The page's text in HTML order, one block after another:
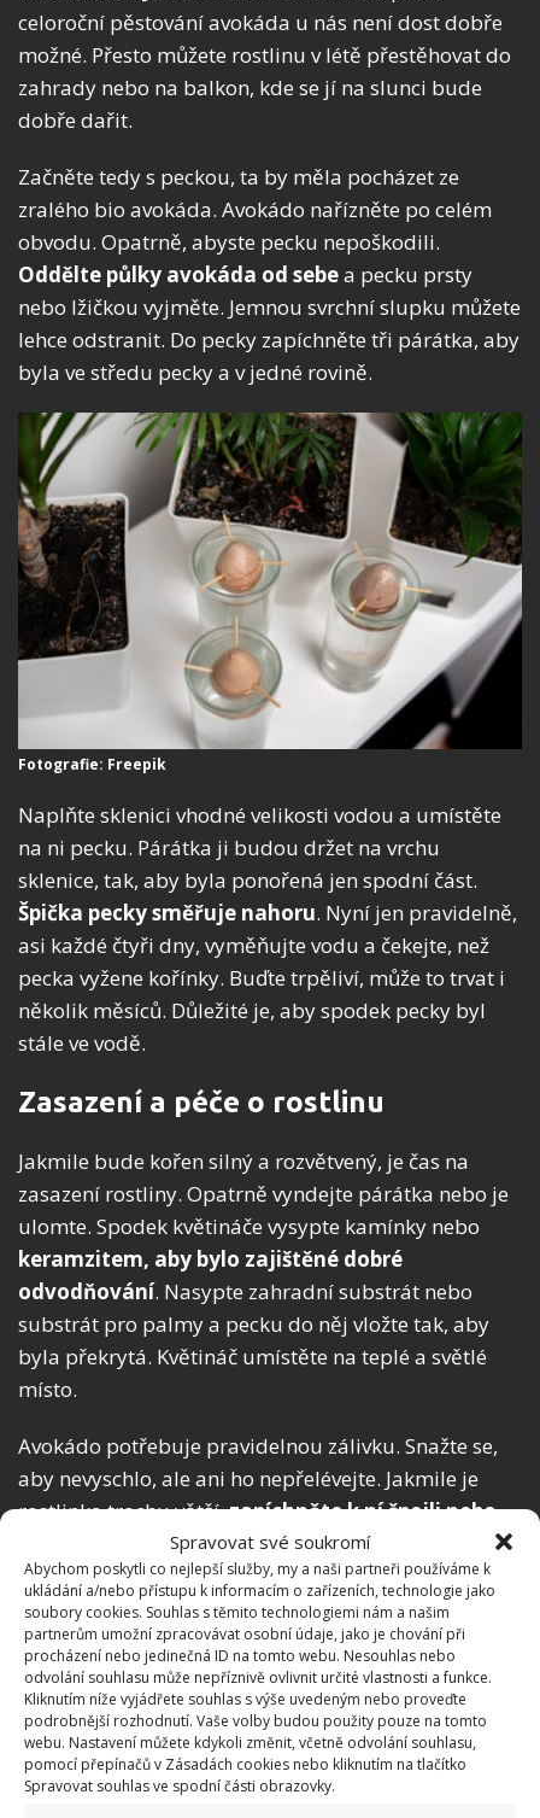
Spravovat své soukromí
Abychom poskytli co nejlepší služby, my a naši partneři používáme k
ukládání a/nebo přístupu k informacím o zařízeních, technologie jako
soubory cookies. Souhlas s těmito technologiemi nám a našim
partnerům umožní zpracovávat osobní údaje, jako je chování při
procházení nebo jedinečná ID na tomto webu. Nesouhlas nebo
odvolání souhlasu může nepříznivě ovlivnit určité vlastnosti a funkce.
Kliknutím níže vyjádřete souhlas s výše uvedeným nebo proveďte
podrobnější rozhodnutí. Vaše volby budou použity pouze na tomto
webu. Nastavení můžete kdykoli změnit, včetně odvolání souhlasu,
pomocí přepínačů v Zásadách cookies nebo kliknutím na tlačítko
Spravovat souhlas ve spodní části obrazovky.
celoroční pěstování avokáda u nás není dost dobře
možné. Přesto můžete rostlinu v létě přestěhovat do
zahrady nebo na balkon, kde se jí na slunci bude
dobře dařit.
Začněte tedy s peckou, ta by měla pocházet ze
zralého bio avokáda. Avokádo nařízněte po celém
obvodu. Opatrně, abyste pecku nepoškodili.
Oddělte půlky avokáda od sebea pecku prsty
nebo lžičkou vyjměte. Jemnou svrchní slupku můžete
lehce odstranit. Do pecky zapíchněte tři párátka, aby
byla ve středu pecky a v jedné rovině.
Fotografie: Freepik
Naplňte sklenici vhodné velikosti vodou a umístěte
na ni pecku. Párátka ji budou držet na vrchu
sklenice, tak, aby byla ponořená jen spodní část.
Špička pecky směřuje nahoru. Nyní jen pravidelně,
asi každé čtyři dny, vyměňujte vodu a čekejte, než
pecka vyžene kořínky. Buďte trpěliví, může to trvat i
několik měsíců. Důležité je, aby spodek pecky byl
stále ve vodě.
Zasazení a péče o rostlinu
Jakmile bude kořen silný a rozvětvený, je čas na
zasazení rostliny. Opatrně vyndejte párátka nebo je
ulomte. Spodek květináče vysypte kamínky nebo
keramzitem, aby bylo zajištěné dobré
odvodňování. Nasypte zahradní substrát nebo
substrát pro palmy a pecku do něj vložte tak, aby
byla překrytá. Květináč umístěte na teplé a světlé
místo.
Avokádo potřebuje pravidelnou zálivku. Snažte se,
aby nevyschlo, ale ani ho nepřelévejte. Jakmile je
rostlinka trochu větší,zapíchněte k ní špejli nebo
klacík a jemně stonek k tyčce připevněte
. Jednou
za dva týdny dodávejte rostlině organické hnojivo.
Dávejte také pozor na průvan pod okny, který
nesnáší. Raději ji tedy nedávejte přímo na okenní
parapet.